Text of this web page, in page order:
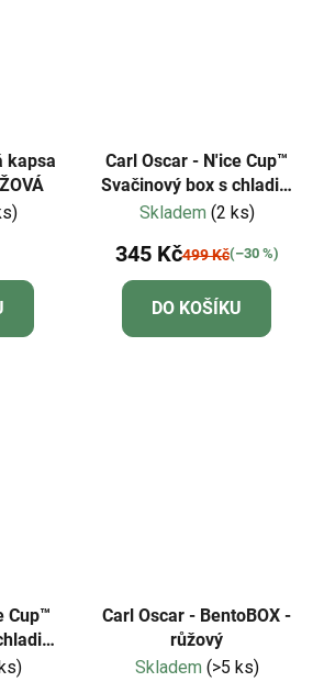
kapsa
Carl Oscar - N'ice Cup™
Svačinový box s chladicí
vložkou L - fialová
Skladem (2 ks)
345 Kč499 Kč(–30 %)
DO KOŠÍKU
Cup™
Carl Oscar - BentoBOX -
růžový
Skladem (>5 ks)